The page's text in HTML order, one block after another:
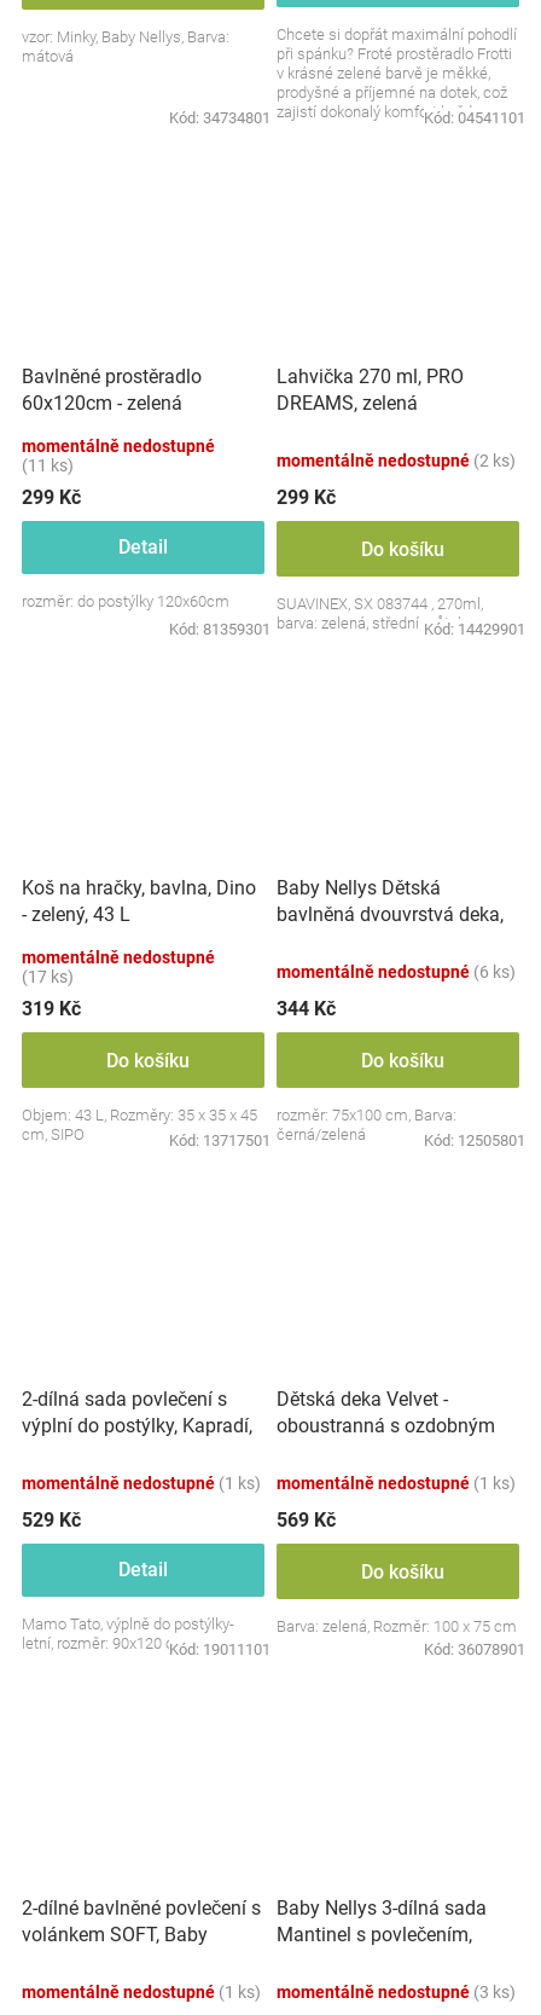
vzor: Minky, Baby Nellys, Barva:
mátová
Kód: 34734801
Chcete si dopřát maximální pohodlí
při spánku? Froté prostěradlo Frotti
v krásné zelené barvě je měkké,
prodyšné a příjemné na dotek, což
zajistí dokonalý komfort každou
Kód: 04541101
Bavlněné prostěradlo
60x120cm - zelená
momentálně nedostupné
(11 ks)
299 Kč
Detail
rozměr: do postýlky 120x60cm
Kód: 81359301
Lahvička 270 ml, PRO
DREAMS, zelená
momentálně nedostupné (2 ks)
299 Kč
Do košíku
SUAVINEX, SX 083744 , 270ml,
barva: zelená, střední průtok
Kód: 14429901
Koš na hračky, bavlna, Dino
- zelený, 43 L
momentálně nedostupné
(17 ks)
319 Kč
Do košíku
Objem: 43 L, Rozměry: 35 x 35 x 45
cm, SIPO
Kód: 13717501
Baby Nellys Dětská
bavlněná dvouvrstvá deka,
momentálně nedostupné (6 ks)
344 Kč
Do košíku
rozměr: 75x100 cm, Barva:
černá/zelená
Kód: 12505801
2-dílná sada povlečení s
výplní do postýlky, Kapradí,
momentálně nedostupné (1 ks)
529 Kč
Detail
Mamo Tato, výplně do postýlky-
letní, rozměr: 90x120 cmKód: 19011101
Dětská deka Velvet -
oboustranná s ozdobným
x 75 cm, zelená
momentálně nedostupné (1 ks)
569 Kč
Do košíku
Barva: zelená, Rozměr: 100 x 75 cm
Kód: 36078901
2-dílné bavlněné povlečení s
volánkem SOFT, Baby
momentálně nedostupné (1 ks)
Baby Nellys 3-dílná sada
Mantinel s povlečením,
momentálně nedostupné (3 ks)